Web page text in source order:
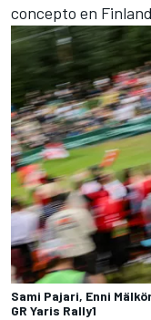
concepto en
Sami Pajari, Enni
GR Yaris Rally1